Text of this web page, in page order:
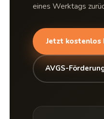
eines Werktags
Jetzt kostenlos
AVGS-